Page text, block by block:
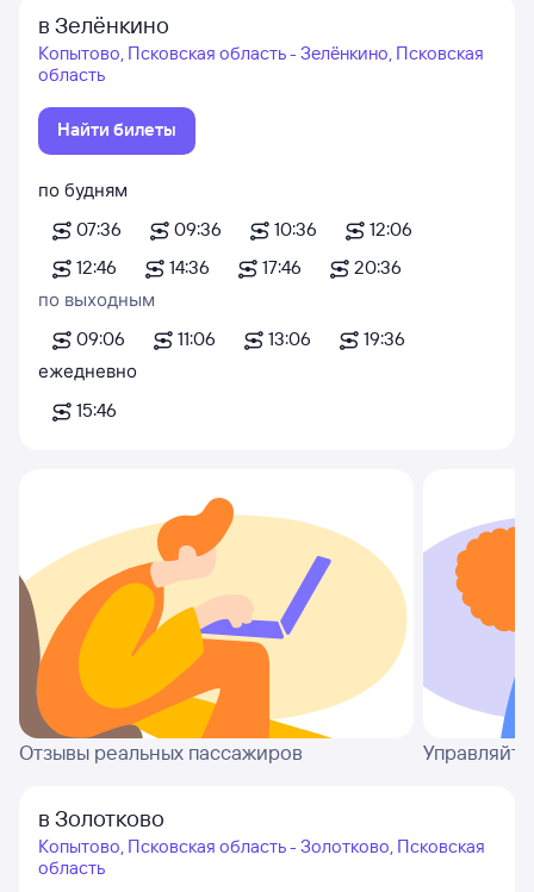
в Зелёнкино
Копытово, Псковская область - Зелёнкино, Псковская
область
Найти билеты
по будням
07:36
09:36 10:36
12:06
12:46
14:36 17:46
20:36
по выходным
09:06
11:06 13:06
19:36
ежедневно
15:46
Отзывы реальных пассажиров
в Золотково
Копытово, Псковская область - Золотково, Псковская
область